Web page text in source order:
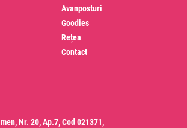
Avanposturi
Goodies
Rețea
Contact
Nr. 20, Ap.7, Cod 021371,